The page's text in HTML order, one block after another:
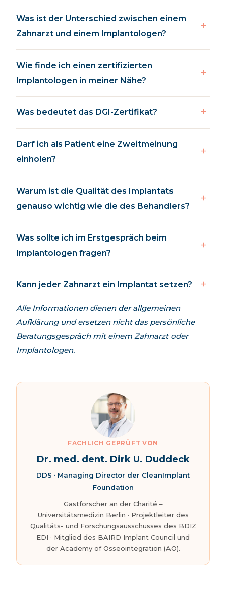
Was ist der Unterschied zwischen einem
Zahnarzt und einem Implantologen?
Wie finde ich einen zertifizierten
Implantologen in meiner Nähe?
Was bedeutet das DGI-Zertifikat?
Darf ich als Patient eine Zweitmeinung
einholen?
Warum ist die Qualität des Implantats
genauso wichtig wie die des Behandlers?
Was sollte ich im Erstgespräch beim
Implantologen fragen?
Kann jeder Zahnarzt ein Implantat setzen?
Alle Informationen dienen der allgemeinen
Aufklärung und ersetzen nicht das persönliche
Beratungsgespräch mit einem Zahnarzt oder
Implantologen.
FACHLICH GEPRÜFT VON
Dr. med. dent. Dirk U. Duddeck
DDS · Managing Director der CleanImplant
Foundation
Gastforscher an der Charité –
Universitätsmedizin Berlin · Projektleiter des
Qualitäts- und Forschungsausschusses des BDIZ
EDI · Mitglied des BAIRD Implant Council und
der Academy of Osseointegration (AO).